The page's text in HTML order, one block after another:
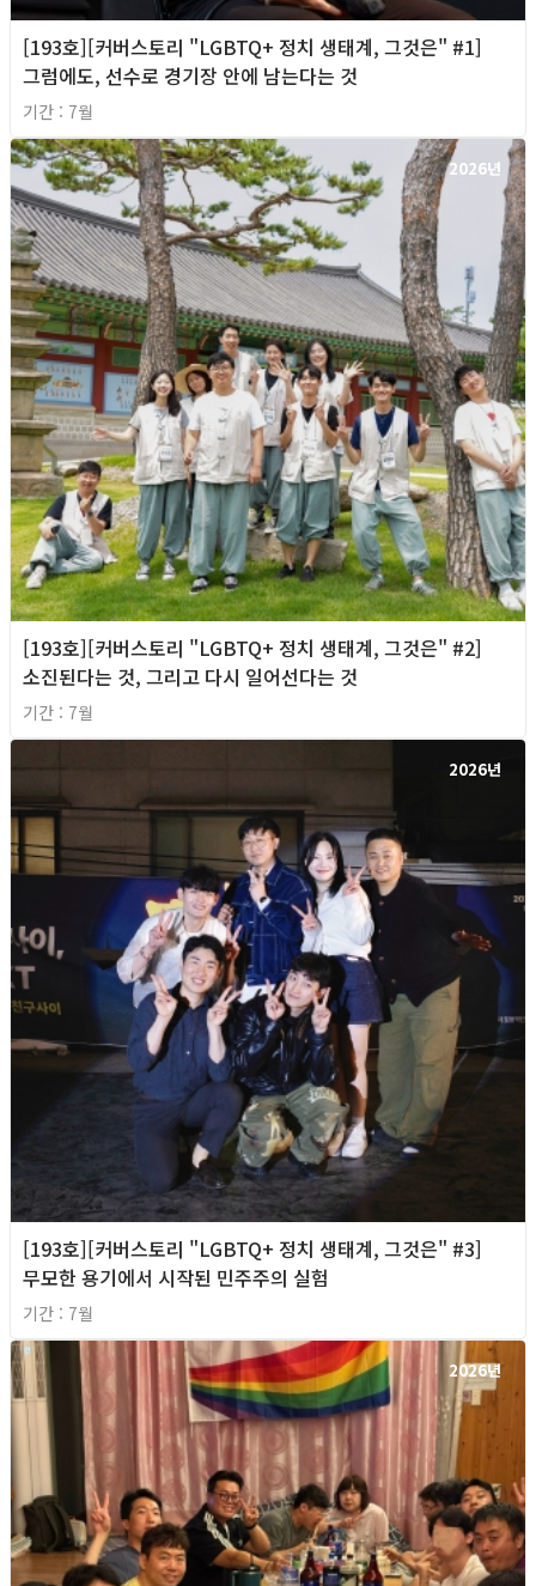
[193호][커버스토리 "LGBTQ+ 정치 생태계, 그것은" #1]
그럼에도, 선수로 경기장 안에 남는다는 것
기간 : 7월
2026년
[193호][커버스토리 "LGBTQ+ 정치 생태계, 그것은" #2]
소진된다는 것, 그리고 다시 일어선다는 것
기간 : 7월
2026년
[193호][커버스토리 "LGBTQ+ 정치 생태계, 그것은" #3]
무모한 용기에서 시작된 민주주의 실험
기간 : 7월
2026년